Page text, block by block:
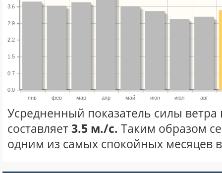
янв фев мар апр май июн июл авг
0.0
0.7
1.5
2.2
2.9
3.6
Усредненный показатель силы ветра
составляет3.5 м./с. Таким образом
одним из самых спокойных месяцев